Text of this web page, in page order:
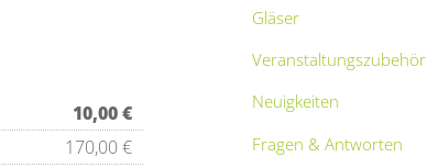
10,00 €
170,00 €
Gläser
Veranstaltungszubehör
Neuigkeiten
Fragen & Antworten